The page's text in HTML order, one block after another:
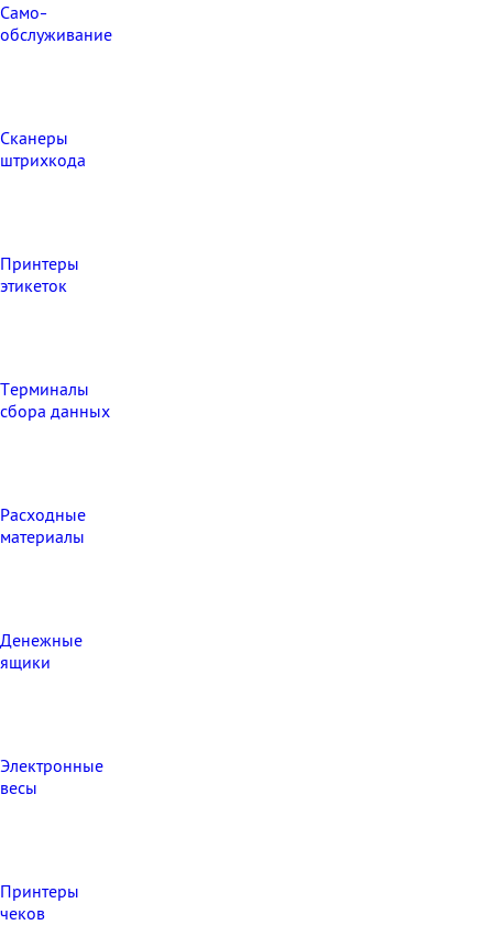
Само-
обслуживание
Сканеры
штрихкода
Принтеры
этикеток
Терминалы
сбора данных
Расходные
материалы
Денежные
ящики
Электронные
весы
Принтеры
чеков